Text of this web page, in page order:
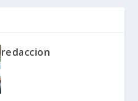
redaccion